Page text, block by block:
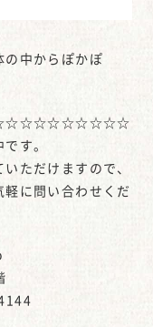
中からぽかぽ
す。
ただけますので、
に問い合わせくだ